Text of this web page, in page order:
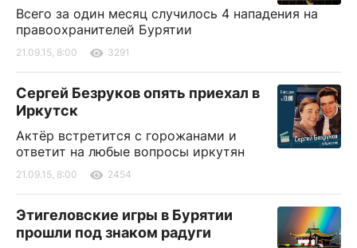
Всего за один месяц случилось 4 нападения на
правоохранителей Бурятии
21.09.15, 8:00 3291
Сергей Безруков опять приехал в
Иркутск
Актёр встретится c горожанами и
ответит на любые вопросы иркутян
21.09.15, 8:00 2454
Этигеловские игры в Бурятии
прошли под знаком радуги